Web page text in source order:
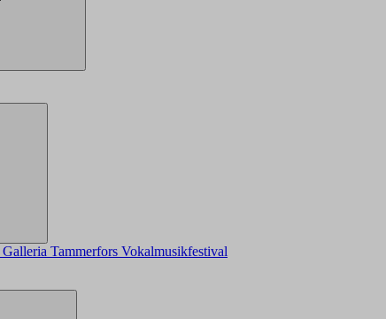
Galleria Tammerfors Vokalmusikfestival